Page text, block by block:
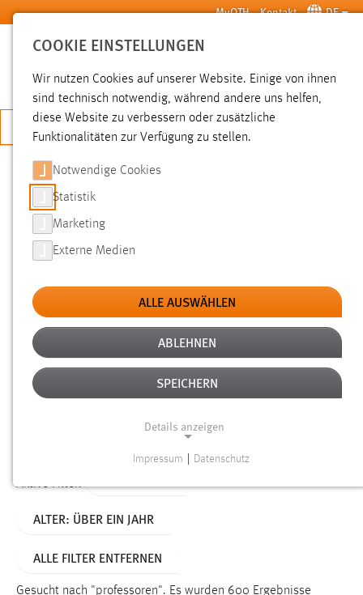
Zum Hauptinhalt springen MyOTH Kontakt DE
SUCHE
JETZT BEWERBEN
SUCHE
FILTER
Typ
Erstellungsdatum
Alter
Aktive Filter:
ALTER: ÜBER EIN JAHR
ALLE FILTER ENTFERNEN
Gesucht nach "professoren". Es wurden 600 Ergebnisse
COOKIE EINSTELLUNGEN
Wir nutzen Cookies auf unserer Website. Einige von ihnen
sind technisch notwendig, während andere uns helfen,
diese Website zu verbessern oder zusätzliche
Funktionalitäten zur Verfügung zu stellen.
Notwendige Cookies
Statistik
Marketing
Externe Medien
ALLE AUSWÄHLEN
ABLEHNEN
SPEICHERN
Details anzeigen
Funktionen und sind für die einwandfreie Funktion der
Impressum Datenschutz